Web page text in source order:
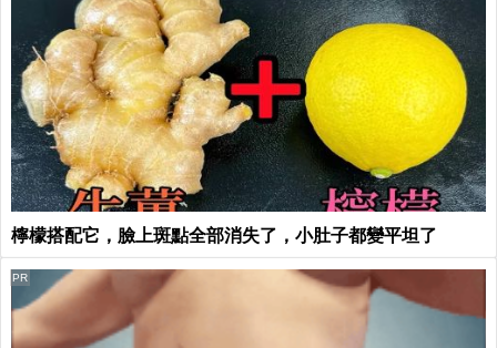
檸檬搭配它，臉上斑點全部消失了，小肚子都變平坦了
PR